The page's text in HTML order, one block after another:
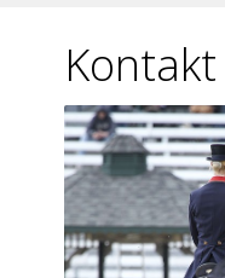
Kontakt